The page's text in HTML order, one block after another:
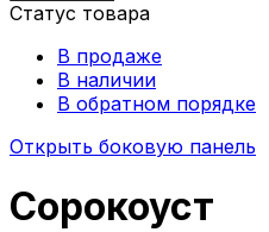
Статус товара
В продаже
В наличии
В обратном порядке
Открыть боковую панель
Сорокоуст